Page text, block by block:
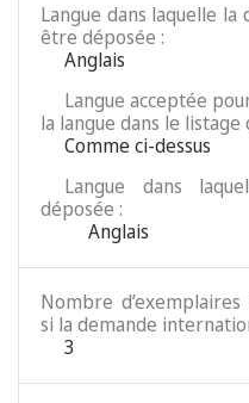
Langue dans laquelle
être déposée :
Anglais
Langue acceptée
la langue dans le listage
Comme ci-dessus
Langue dans
déposée :
Anglais
Nombre
si la demande
3